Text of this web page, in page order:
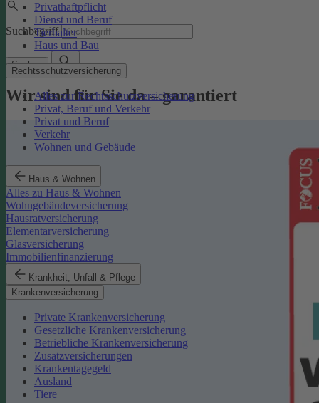
Privathaftpflicht
Dienst und Beruf
Tierhalter
Haus und Bau
Rechtsschutzversicherung
Alles zur Rechtsschutzversicherung
Privat, Beruf und Verkehr
Privat und Beruf
Verkehr
Wohnen und Gebäude
Haus & Wohnen
Alles zu Haus & Wohnen
Wohngebäudeversicherung
Hausratversicherung
Elementarversicherung
Glasversicherung
Immobilienfinanzierung
Krankheit, Unfall & Pflege
Krankenversicherung
Private Krankenversicherung
Gesetzliche Krankenversicherung
Betriebliche Krankenversicherung
Zusatzversicherungen
Krankentagegeld
Ausland
Tiere
Suchbegriff
Suchen
Wir sind für Sie da – garantiert